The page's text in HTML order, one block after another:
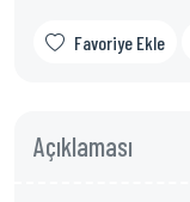
Favoriye Ekle
Açıklaması